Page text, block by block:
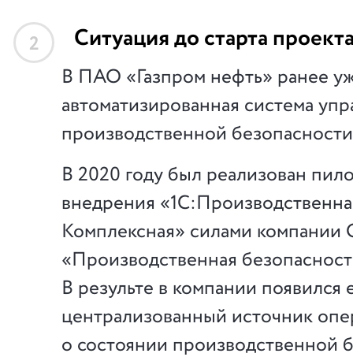
2 Ситуация до старта
В ПАО «Газпром нефть» ранее
автоматизированная система
производственной
В 2020 году был реализован
внедрения
Комплексная» силами
«Производственная
В результе в компании появился
централизованный источник
о состоянии производственной